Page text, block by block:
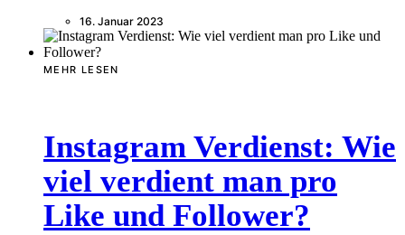
16. Januar 2023
MEHR LESEN
Instagram Verdienst: Wie
viel verdient man pro
Like und Follower?